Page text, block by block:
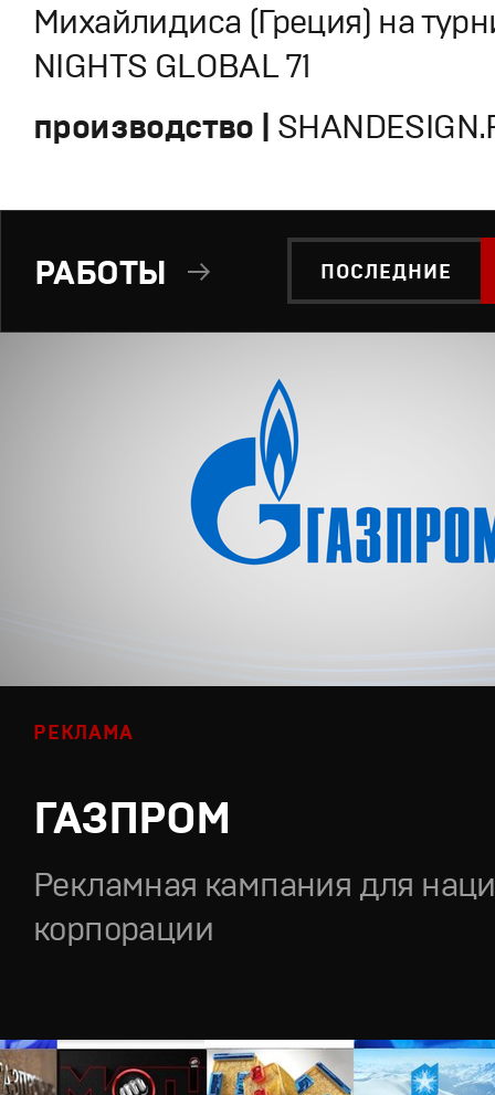
Михайлидиса (Греция) на
NIGHTS GLOBAL 71
производство |
ПОСЛЕДНИЕ
РАБОТЫ
РЕКЛАМА
ГАЗПРОМ
Рекламная кампания для
корпорации